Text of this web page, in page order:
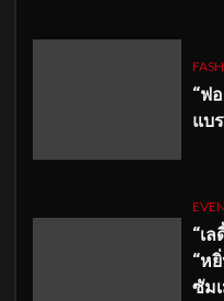
“ฟ
แบ
“เ
“ห
ซัม